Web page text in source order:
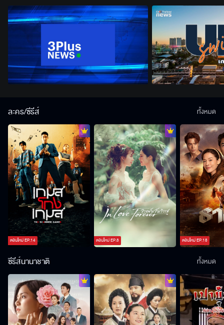
ละคร/ซีรีส์
ตอนใหม่EP.14 ตอนใหม่EP.8 ตอนใหม่EP.18
ทั้งหมด
ซีรีส์นานาชาติ ทั้งหมด